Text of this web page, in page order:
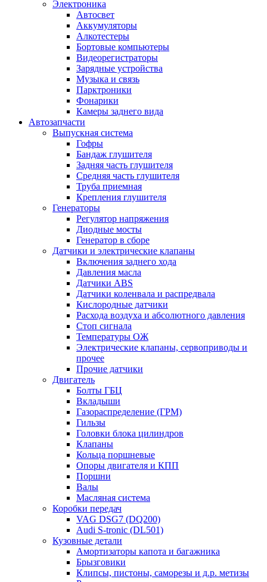
Электроника
Автосвет
Аккумуляторы
Алкотестеры
Бортовые компьютеры
Видеорегистраторы
Зарядные устройства
Музыка и связь
Парктроники
Фонарики
Камеры заднего вида
Автозапчасти
Выпускная система
Гофры
Бандаж глушителя
Задняя часть глушителя
Средняя часть глушителя
Труба приемная
Крепления глушителя
Генераторы
Регулятор напряжения
Диодные мосты
Генератор в сборе
Датчики и электрические клапаны
Включения заднего хода
Давления масла
Датчики ABS
Датчики коленвала и распредвала
Кислородные датчики
Расхода воздуха и абсолютного давления
Стоп сигнала
Температуры ОЖ
Электрические клапаны, сервоприводы и
прочее
Прочие датчики
Двигатель
Болты ГБЦ
Вкладыши
Газораспределение (ГРМ)
Гильзы
Головки блока цилиндров
Клапаны
Кольца поршневые
Опоры двигателя и КПП
Поршни
Валы
Масляная система
Коробки передач
VAG DSG7 (DQ200)
Audi S-tronic (DL501)
Кузовные детали
Амортизаторы капота и багажника
Брызговики
Клипсы, пистоны, саморезы и д.р. метизы